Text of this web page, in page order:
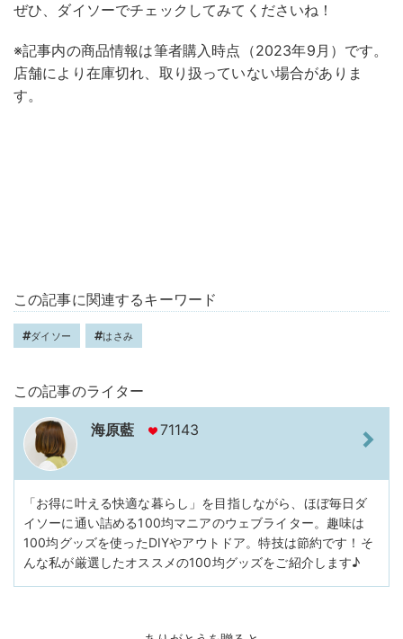
ぜひ、ダイソーでチェックしてみてくださいね！
※記事内の商品情報は筆者購入時点（2023年9月）です。
店舗により在庫切れ、取り扱っていない場合がありま
す。
この記事に関連するキーワード
ダイソー はさみ
この記事のライター
海原藍 71143
「お得に叶える快適な暮らし」を目指しながら、ほぼ毎日ダ
イソーに通い詰める100均マニアのウェブライター。趣味は
100均グッズを使ったDIYやアウトドア。特技は節約です！そ
んな私が厳選したオススメの100均グッズをご紹介します♪